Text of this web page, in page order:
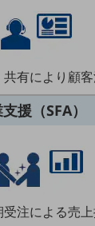
有により顧
援（SFA）
注による売